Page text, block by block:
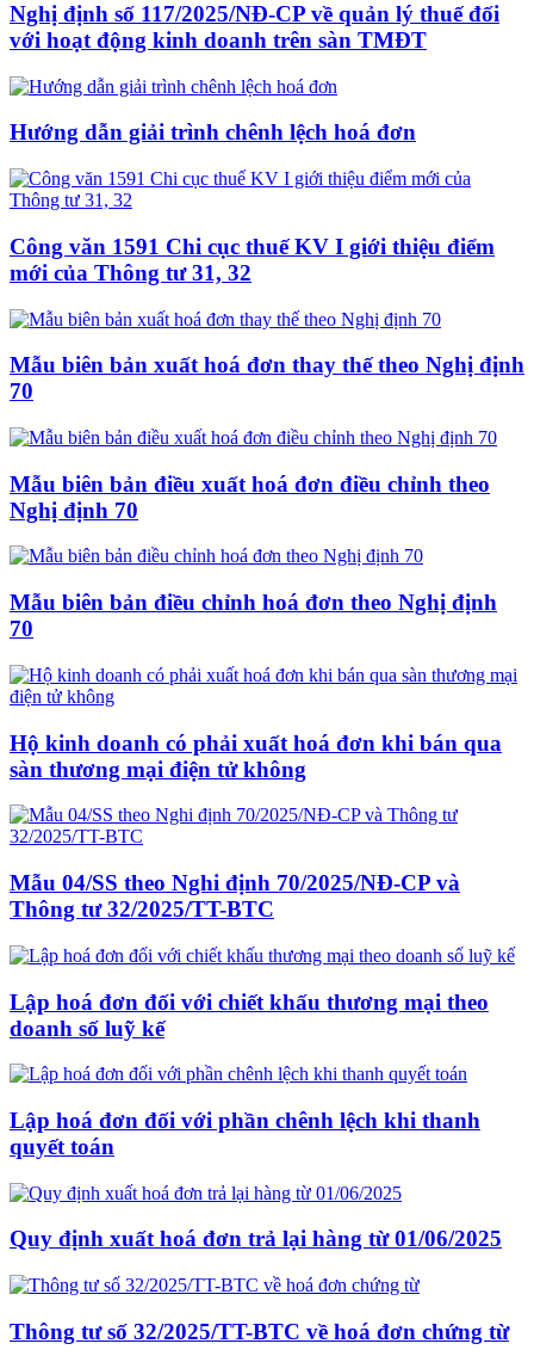
Nghị định số 117/2025/NĐ-CP về quản lý thuế đối
với hoạt động kinh doanh trên sàn TMĐT
Hướng dẫn giải trình chênh lệch hoá đơn
Công văn 1591 Chi cục thuế KV I giới thiệu điểm
mới của Thông tư 31, 32
Mẫu biên bản xuất hoá đơn thay thế theo Nghị định
70
Mẫu biên bản điều xuất hoá đơn điều chỉnh theo
Nghị định 70
Mẫu biên bản điều chỉnh hoá đơn theo Nghị định
70
Hộ kinh doanh có phải xuất hoá đơn khi bán qua
sàn thương mại điện tử không
Mẫu 04/SS theo Nghi định 70/2025/NĐ-CP và
Thông tư 32/2025/TT-BTC
Lập hoá đơn đối với chiết khấu thương mại theo
doanh số luỹ kế
Lập hoá đơn đối với phần chênh lệch khi thanh
quyết toán
Quy định xuất hoá đơn trả lại hàng từ 01/06/2025
Thông tư số 32/2025/TT-BTC về hoá đơn chứng từ